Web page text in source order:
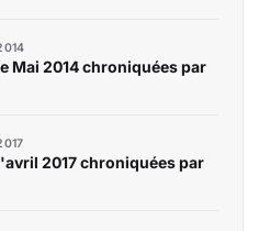
Mai 2014 chroniquées par
2017 chroniquées par